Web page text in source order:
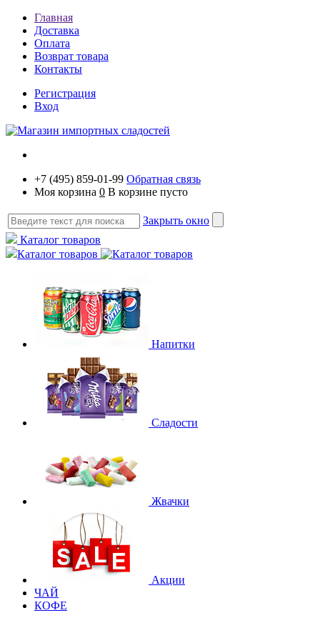
Главная
Доставка
Оплата
Возврат товара
Контакты
Регистрация
Вход
+7 (495) 859-01-99 Обратная связь
Моя корзина 0 В корзине пусто
Закрыть окно
Каталог товаров
Каталог товаров
Напитки
Сладости
Жвачки
Акции
ЧАЙ
КОФЕ